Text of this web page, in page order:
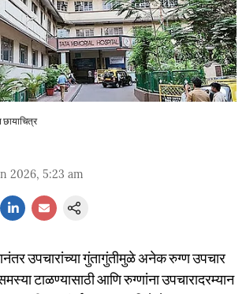
2026, 5:23 am
उपचारांच्या गुंतागुंतीमुळे अनेक रुग्ण उपचार
टाळण्यासाठी आणि रुग्णांना उपचारादरम्यान